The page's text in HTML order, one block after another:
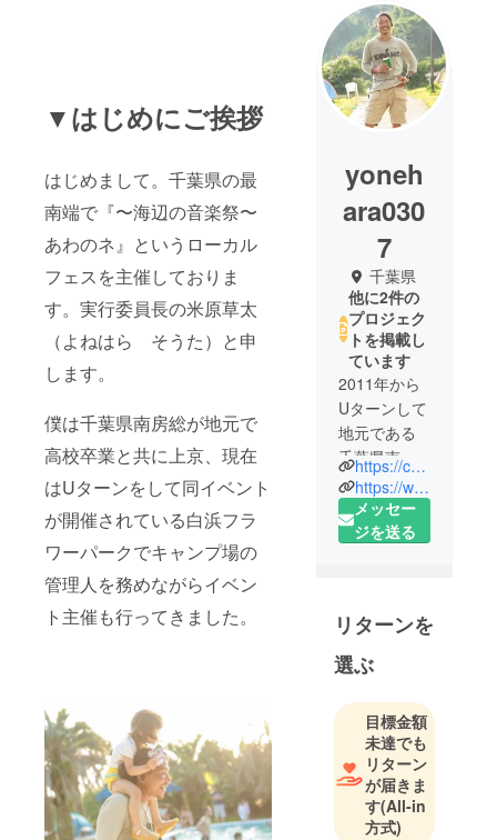
▼はじめにご挨拶
はじめまして。千葉県の最
南端で『〜海辺の音楽祭〜
あわのネ』というローカル
フェスを主催しておりま
す。実行委員長の米原草太
（よねはら そうた）と申
します。
僕は千葉県南房総が地元で
高校卒業と共に上京、現在
はUターンをして同イベント
が開催されている白浜フラ
ワーパークでキャンプ場の
管理人を務めながらイベン
ト主催も行ってきました。
yoneh
ara030
7
千葉県
他に2件の
プロジェク
トを掲載し
ています
2011年から
Uターンして
地元である
千葉県南房
総で活動し
ておりま
す。
・ワンコ専
用キャンプ
場 管理人
・貸別荘
WARAKU 管
理人
https://chochin3939.wixsite.com/sakaba
https://www.instagram.com/suzuki.souta39/
メッセー
ジを送る
リターンを
選ぶ
目標金額
未達でも
リターン
が届きま
す(All-in
方式)